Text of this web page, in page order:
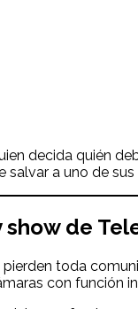
decida quién
salvar a uno de
show de
toda
con función